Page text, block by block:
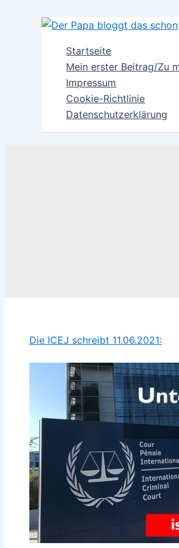
Startseite
Mein erster Beitrag/Zu
Impressum
Cookie-Richtlinie
Datenschutzerklärung
Die ICEJ schreibt 11.06.2021: